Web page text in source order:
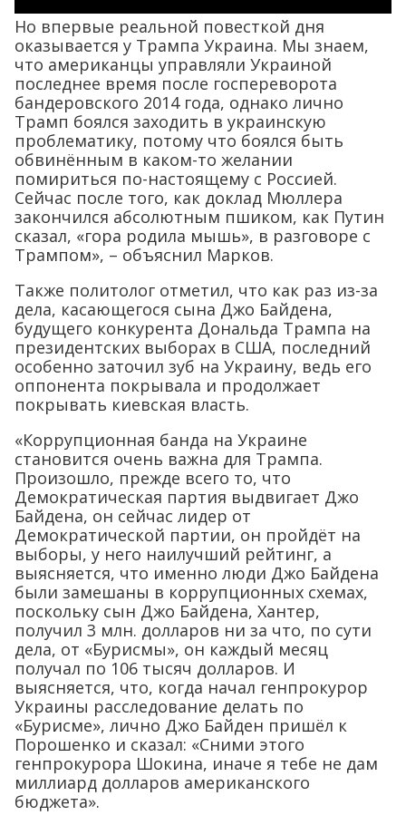
Но впервые реальной повесткой дня
оказывается у Трампа Украина. Мы знаем,
что американцы управляли Украиной
последнее время после госпереворота
бандеровского 2014 года, однако лично
Трамп боялся заходить в украинскую
проблематику, потому что боялся быть
обвинённым в каком-то желании
помириться по-настоящему с Россией.
Сейчас после того, как доклад Мюллера
закончился абсолютным пшиком, как Путин
сказал, «гора родила мышь», в разговоре с
Трампом», – объяснил Марков.
Также политолог отметил, что как раз из-за
дела, касающегося сына Джо Байдена,
будущего конкурента Дональда Трампа на
президентских выборах в США, последний
особенно заточил зуб на Украину, ведь его
оппонента покрывала и продолжает
покрывать киевская власть.
«Коррупционная банда на Украине
становится очень важна для Трампа.
Произошло, прежде всего то, что
Демократическая партия выдвигает Джо
Байдена, он сейчас лидер от
Демократической партии, он пройдёт на
выборы, у него наилучший рейтинг, а
выясняется, что именно люди Джо Байдена
были замешаны в коррупционных схемах,
поскольку сын Джо Байдена, Хантер,
получил 3 млн. долларов ни за что, по сути
дела, от «Бурисмы», он каждый месяц
получал по 106 тысяч долларов. И
выясняется, что, когда начал генпрокурор
Украины расследование делать по
«Бурисме», лично Джо Байден пришёл к
Порошенко и сказал: «Сними этого
генпрокурора Шокина, иначе я тебе не дам
миллиард долларов американского
бюджета».